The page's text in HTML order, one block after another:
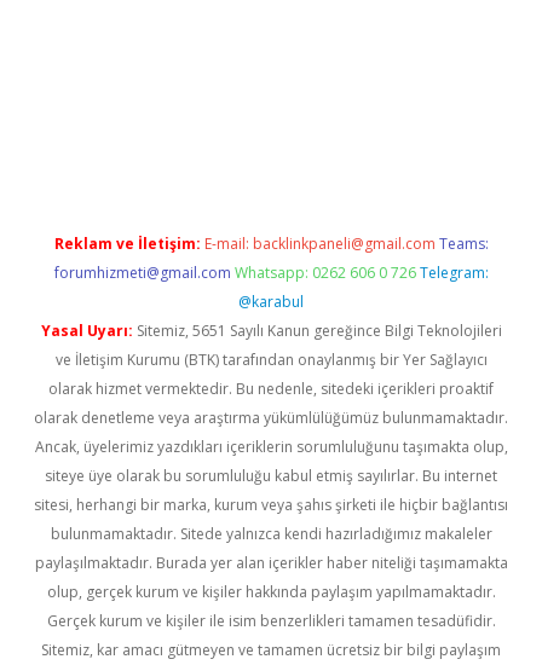
Reklam ve İletişim: E-mail: backlinkpaneli@gmail.com Teams:
forumhizmeti@gmail.com Whatsapp: 0262 606 0 726 Telegram:
@karabul
Yasal Uyarı: Sitemiz, 5651 Sayılı Kanun gereğince Bilgi Teknolojileri
ve İletişim Kurumu (BTK) tarafından onaylanmış bir Yer Sağlayıcı
olarak hizmet vermektedir. Bu nedenle, sitedeki içerikleri proaktif
olarak denetleme veya araştırma yükümlülüğümüz bulunmamaktadır.
Ancak, üyelerimiz yazdıkları içeriklerin sorumluluğunu taşımakta olup,
siteye üye olarak bu sorumluluğu kabul etmiş sayılırlar. Bu internet
sitesi, herhangi bir marka, kurum veya şahıs şirketi ile hiçbir bağlantısı
bulunmamaktadır. Sitede yalnızca kendi hazırladığımız makaleler
paylaşılmaktadır. Burada yer alan içerikler haber niteliği taşımamakta
olup, gerçek kurum ve kişiler hakkında paylaşım yapılmamaktadır.
Gerçek kurum ve kişiler ile isim benzerlikleri tamamen tesadüfidir.
Sitemiz, kar amacı gütmeyen ve tamamen ücretsiz bir bilgi paylaşım